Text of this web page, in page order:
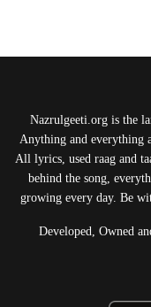
Nazrulgeeti.org is the
Anything and everything
All lyrics, used raag and
behind the song,
growing every day. Be
Developed, Owned